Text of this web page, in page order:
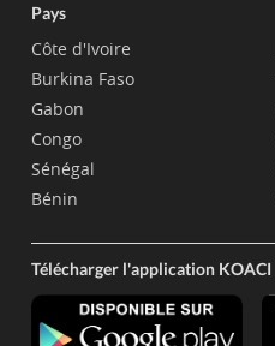
Pays
Côte d'Ivoire
Burkina Faso
Gabon
Congo
Sénégal
Bénin
Télécharger l'application KOACI